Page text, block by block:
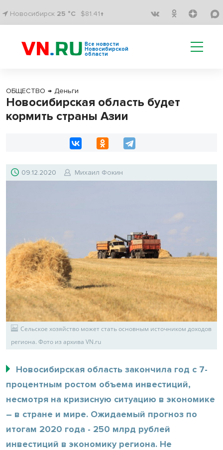
Новосибирск 25 °C $81.41↑
Все новости
Новосибирской
области
ОБЩЕСТВО → Деньги
Новосибирская область будет
кормить страны Азии
09.12.2020 Михаил Фокин
Сельское хозяйство может стать основным источником доходов
региона. Фото из архива VN.ru
Новосибирская область закончила год с 7-
процентным ростом объема инвестиций,
несмотря на кризисную ситуацию в экономике
– в стране и мире. Ожидаемый прогноз по
итогам 2020 года - 250 млрд рублей
инвестиций в экономику региона. Не